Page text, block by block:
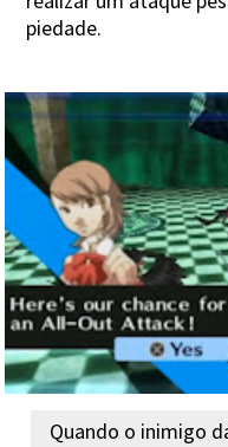
piedade.
Quando o inimigo